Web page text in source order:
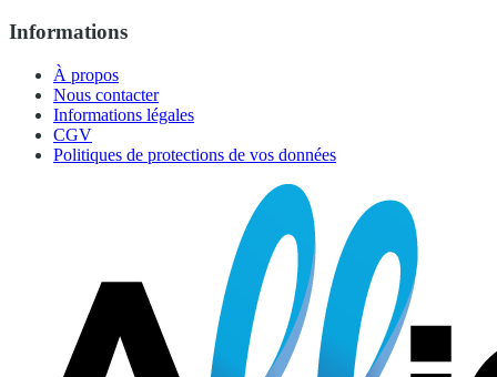
Informations
À propos
Nous contacter
Informations légales
CGV
Politiques de protections de vos données